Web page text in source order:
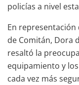
policías a nivel
En representación
de Comitán, Dora
resaltó la
equipamiento y
cada vez más